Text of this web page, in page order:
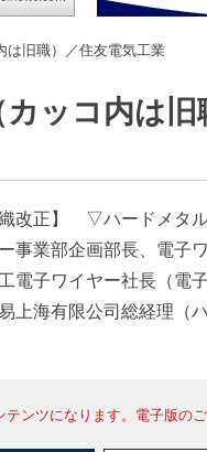
は旧職）／住友電気工業
ッコ内は
改正】 ▽ハードメタ
業部企画部長、電子
子ワイヤー社長（電
海有限公司総経理（
ンツになります。電子版のご